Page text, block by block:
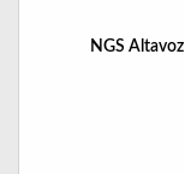
NGS